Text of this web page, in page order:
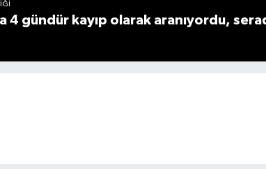
4 gündür kayıp olarak aranıyordu,